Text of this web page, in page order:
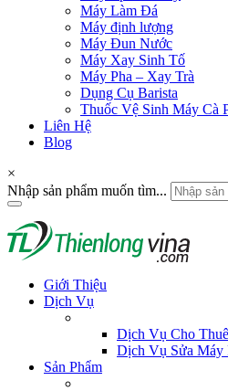
Máy Làm Đá
Máy định lượng
Máy Đun Nước
Máy Xay Sinh Tố
Máy Pha – Xay Trà
Dụng Cụ Barista
Thuốc Vệ Sinh Máy Cà
Liên Hệ
Blog
×
Nhập sản phẩm muốn tìm...
Giới Thiệu
Dịch Vụ
Dịch Vụ Cho
Dịch Vụ Sửa Máy
Sản Phẩm